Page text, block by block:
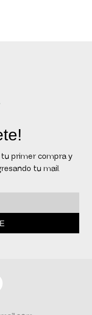
tu primer compra y
tu mail.